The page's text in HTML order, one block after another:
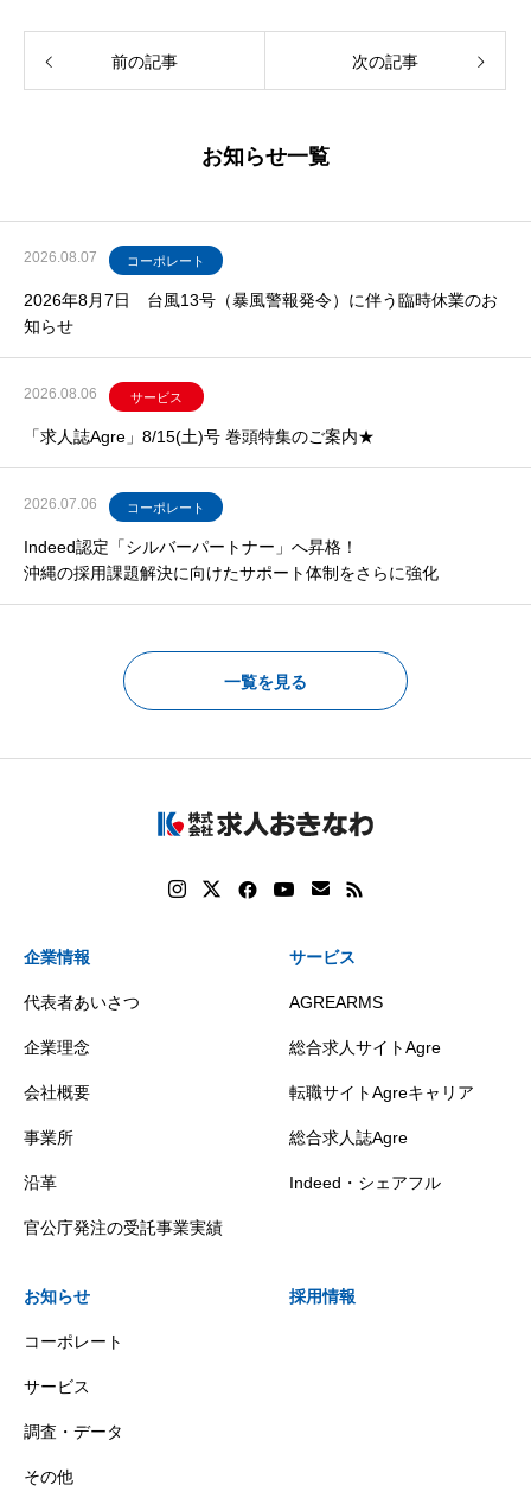
前の記事 次の記事
お知らせ一覧
2026.08.07 コーポレート
2026年8月7日 台風13号（暴風警報発令）に伴う臨時休業のお
知らせ
2026.08.06 サービス
「求人誌Agre」8/15(土)号 巻頭特集のご案内★
2026.07.06 コーポレート
Indeed認定「シルバーパートナー」へ昇格！
沖縄の採用課題解決に向けたサポート体制をさらに強化
一覧を見る
企業情報
代表者あいさつ
企業理念
会社概要
事業所
沿革
官公庁発注の受託事業実績
サービス
AGREARMS
総合求人サイトAgre
転職サイトAgreキャリア
総合求人誌Agre
Indeed・シェアフル
お知らせ
コーポレート
サービス
調査・データ
その他
採用情報